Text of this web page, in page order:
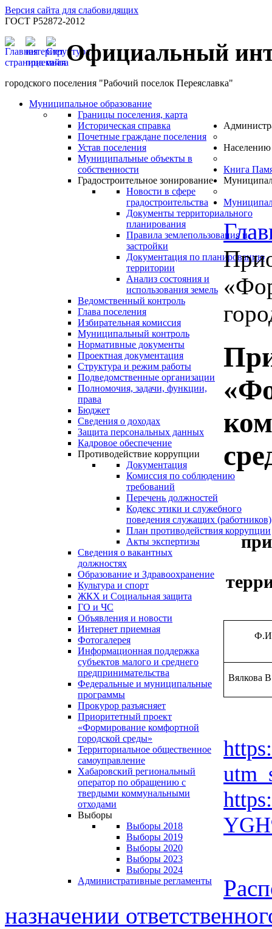
Версия сайта для слабовидящих
ГОСТ Р52872-2012
Официальный
городского поселения "Рабочий поселок Переяславка"
Муниципальное образование
Границы поселения, карта
Историческая справка
Почетные граждане поселения
Устав поселения
Муниципальные объекты в
собственности
Градостроительное зонирование
Новости в сфере
градостроительства
Документы территориального
планирования
Правила землепользования и
застройки
Документация по планированию
территории
Анализ состояния и
использования земель
Ведомственный контроль
Глава поселения
Избирательная комиссия
Муниципальный контроль
Нормативные документы
Проектная документация
Структура и режим работы
Подведомственные организации
Полномочия, задачи, функции,
права
Бюджет
Сведения о доходах
Защита персональных данных
Кадровое обеспечение
Противодействие коррупции
Документация
Комиссия по соблюдению
требований
Перечень должностей
Кодекс этики и служебного
поведения служащих (работников)
План противодействия коррупции
Акты экспертизы
Сведения о вакантных
должностях
Населению
Образование и Здравоохранение
Культура и спорт
ЖКХ и Социальная защита
ГО и ЧС
Объявления и новости
Интернет приемная
Фотогалерея
Информационная поддержка
субъектов малого и среднего
предпринимательства
Федеральные и муниципальные
программы
Прокурор разъясняет
Приоритетный проект
«Формирование комфортной
городской среды»
Территориальное общественное
самоуправление
Хабаровский региональный
оператор по обращению с
твердыми коммунальными
отходами
Выборы
Выборы 2018
Выборы 2019
Выборы 2020
Выборы 2023
Выборы 2024
Книга
Административные регламенты
Вялкова
назначении